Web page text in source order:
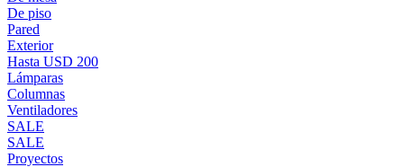
De piso
Pared
Exterior
Hasta USD 200
Lámparas
Columnas
Ventiladores
SALE
SALE
Proyectos